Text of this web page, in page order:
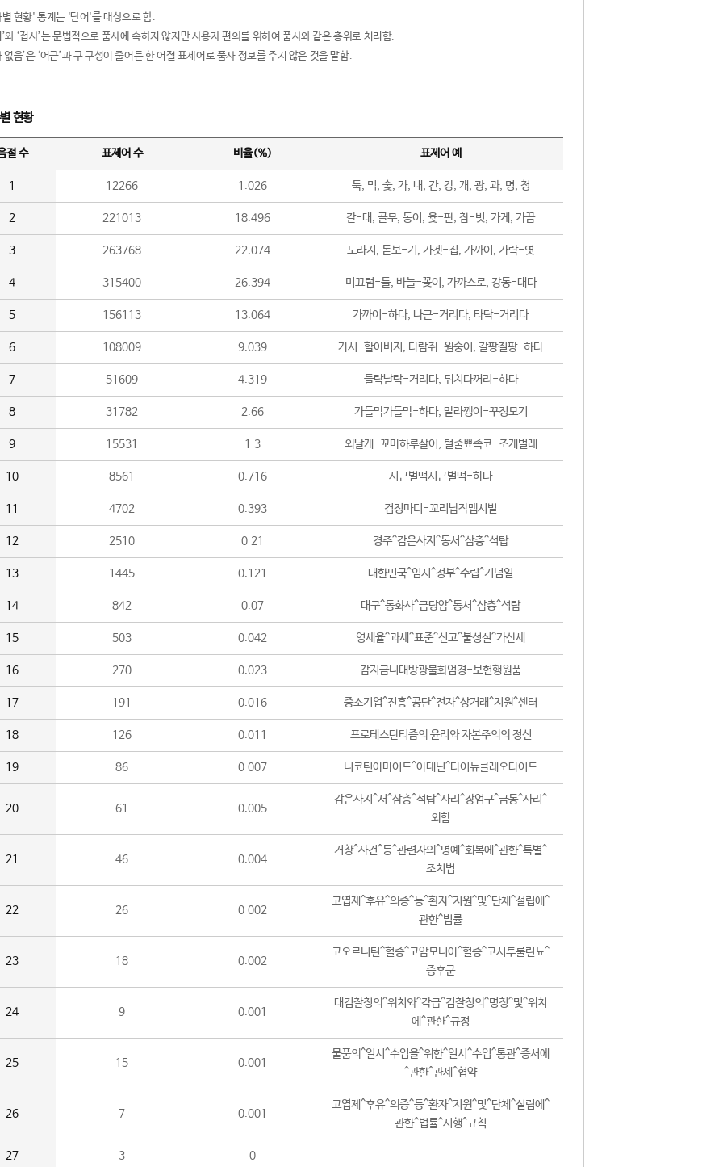
현황' 통계는 '단어'를 대상으로 함.
와 ‘접사’는 문법적으로 품사에 속하지 않지만 사용자 편의를 위하여 품사와 같은 층위로 처리함.
없음’은 ‘어근’과 구 구성이 줄어든 한 어절 표제어로 품사 정보를 주지 않은 것을 말함.
현황
절 수 표제어 수 비율(%) 표제어 예
1 12266 1.026 둑, 먹, 숯, 가, 내, 간, 강, 개, 광, 과, 명, 청
2 221013 18.496 갈-대, 골무, 동이, 윷-판, 참-빗, 가게, 가끔
3 263768 22.074 도라지, 돋보-기, 가겟-집, 가까이, 가락-엿
4 315400 26.394 미끄럼-틀, 바늘-꽂이, 가까스로, 강동-대다
5 156113 13.064 가까이-하다, 나근-거리다, 타닥-거리다
6 108009 9.039 가시-할아버지, 다람쥐-원숭이, 갈팡질팡-하다
7 51609 4.319 들락날락-거리다, 뒤치다꺼리-하다
8 31782 2.66 가들막가들막-하다, 말라깽이-꾸정모기
9 15531 1.3 외날개-꼬마하루살이, 털줄뾰족코-조개벌레
10 8561 0.716 시근벌떡시근벌떡-하다
11 4702 0.393 검정마디-꼬리납작맵시벌
12 2510 0.21 경주^감은사지^동서^삼층^석탑
13 1445 0.121 대한민국^임시^정부^수립^기념일
14 842 0.07 대구^동화사^금당암^동서^삼층^석탑
15 503 0.042 영세율^과세^표준^신고^불성실^가산세
16 270 0.023 감지금니대방광불화엄경-보현행원품
17 191 0.016 중소기업^진흥^공단^전자^상거래^지원^센터
18 126 0.011 프로테스탄티즘의 윤리와 자본주의의 정신
19 86 0.007 니코틴아마이드^아데닌^다이뉴클레오타이드
20 61 0.005
감은사지^서^삼층^석탑^사리^장엄구^금동^사리^
외함
21 46 0.004
거창^사건^등^관련자의^명예^회복에^관한^특별^
조치법
22 26 0.002
고엽제^후유^의증^등^환자^지원^및^단체^설립에^
관한^법률
23 18 0.002
고오르니틴^혈증^고암모니아^혈증^고시투룰린뇨^
증후군
24 9 0.001
대검찰청의^위치와^각급^검찰청의^명칭^및^위치
에^관한^규정
25 15 0.001
물품의^일시^수입을^위한^일시^수입^통관^증서에
^관한^관세^협약
26 7 0.001
고엽제^후유^의증^등^환자^지원^및^단체^설립에^
관한^법률^시행^규칙
27 3 0